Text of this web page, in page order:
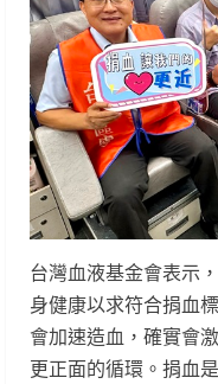
台灣血液基金會表示
身健康以求符合捐血
會加速造血，確實會
更正面的循環。捐血